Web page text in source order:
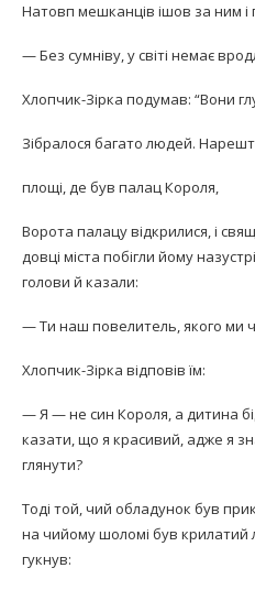
Натовп мешканців ішов за ним і
— Без сумніву, у світі немає
Хлопчик-Зірка подумав: “Вони
Зібралося багато людей.
площі, де був палац Короля,
Ворота палацу відкрилися, і
довці міста побігли йому
голови й казали:
— Ти наш повелитель, якого ми
Хлопчик-Зірка відповів їм:
— Я — не син Короля, а дитина
казати, що я красивий, адже я
глянути?
Тоді той, чий обладунок був
на чийому шоломі був крилатий
гукнув: